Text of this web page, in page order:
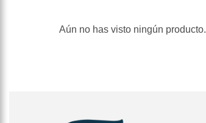
Aún no has visto ningún producto.